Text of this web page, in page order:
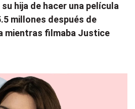
hija de hacer una película
millones después de
mientras filmaba Justice